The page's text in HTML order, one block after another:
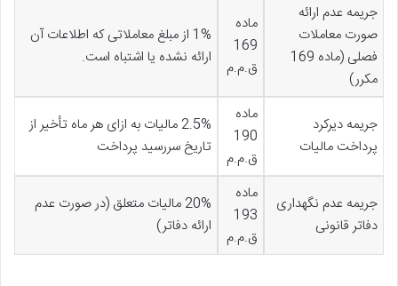
جریمه عدم ارائه
صورت معاملات
فصلی (ماده 169
مکرر)
ماده
169
ق.م.م
1% از مبلغ معاملاتی که اطلاعات آن
ارائه نشده یا اشتباه است.
جریمه دیرکرد
پرداخت مالیات
ماده
190
ق.م.م
2.5% مالیات به ازای هر ماه تأخیر از
تاریخ سررسید پرداخت
جریمه عدم نگهداری
دفاتر قانونی
ماده
193
ق.م.م
20% مالیات متعلق (در صورت عدم
ارائه دفاتر)